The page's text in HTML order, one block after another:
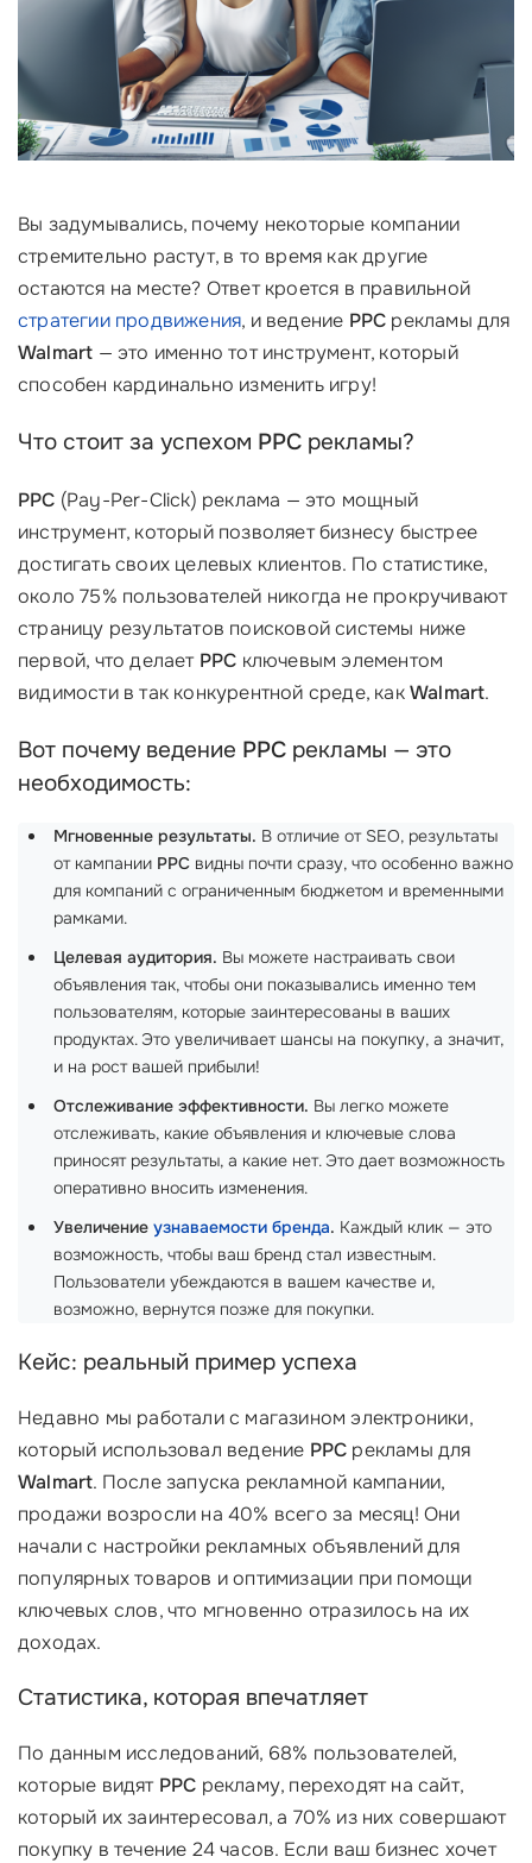
Вы задумывались, почему некоторые компании
стремительно растут, в то время как другие
остаются на месте? Ответ кроется в правильной
стратегии продвижения, и ведение PPC рекламы для
Walmart — это именно тот инструмент, который
способен кардинально изменить игру!
Что стоит за успехом PPC рекламы?
PPC (Pay-Per-Click) реклама — это мощный
инструмент, который позволяет бизнесу быстрее
достигать своих целевых клиентов. По статистике,
около 75% пользователей никогда не прокручивают
страницу результатов поисковой системы ниже
первой, что делает PPC ключевым элементом
видимости в так конкурентной среде, какWalmart.
Вот почему ведение PPC рекламы — это
необходимость:
Мгновенные результаты. В отличие от SEO, результаты
от кампании PPC видны почти сразу, что особенно важно
для компаний с ограниченным бюджетом и временными
рамками.
Целевая аудитория. Вы можете настраивать свои
объявления так, чтобы они показывались именно тем
пользователям, которые заинтересованы в ваших
продуктах. Это увеличивает шансы на покупку, а значит,
и на рост вашей прибыли!
Отслеживание эффективности. Вы легко можете
отслеживать, какие объявления и ключевые слова
приносят результаты, а какие нет. Это дает возможность
оперативно вносить изменения.
Увеличение узнаваемости бренда. Каждый клик — это
возможность, чтобы ваш бренд стал известным.
Пользователи убеждаются в вашем качестве и,
возможно, вернутся позже для покупки.
Кейс: реальный пример успеха
Недавно мы работали с магазином электроники,
который использовал ведение PPC рекламы для
Walmart. После запуска рекламной кампании,
продажи возросли на 40% всего за месяц! Они
начали с настройки рекламных объявлений для
популярных товаров и оптимизации при помощи
ключевых слов, что мгновенно отразилось на их
доходах.
Статистика, которая впечатляет
По данным исследований, 68% пользователей,
которые видят PPC рекламу, переходят на сайт,
который их заинтересовал, а 70% из них совершают
покупку в течение 24 часов. Если ваш бизнес хочет